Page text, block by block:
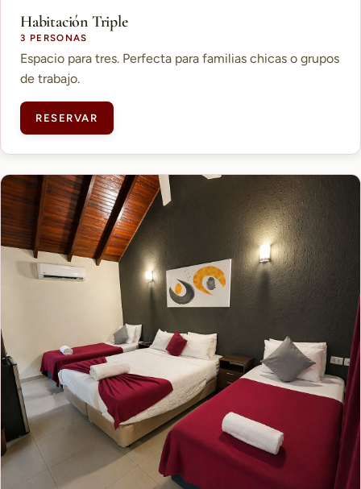
Habitación Triple
3 PERSONAS
Espacio para tres. Perfecta para familias chicas o grupos
de trabajo.
RESERVAR